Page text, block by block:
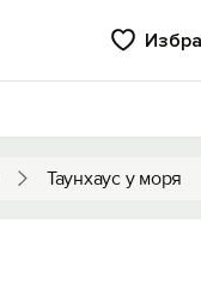
Таунхаус у моря